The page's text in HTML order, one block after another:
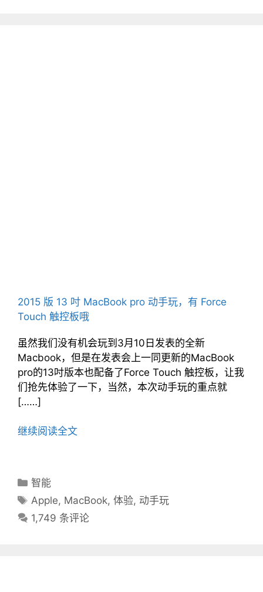
2015 版 13 吋 MacBook pro 动手玩，有 Force
Touch 触控板哦
虽然我们没有机会玩到3月10日发表的全新
Macbook，但是在发表会上一同更新的MacBook
pro的13吋版本也配备了Force Touch 触控板，让我
们抢先体验了一下，当然，本次动手玩的重点就
[……]
继续阅读全文
分
类
目
录
智能
标
签
Apple, MacBook,体验, 动手玩
1,749 条评论